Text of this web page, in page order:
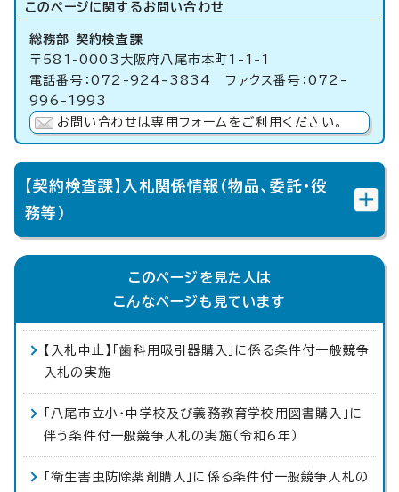
このページに関する お問い合わせ
総務部 契約検査課
〒581-0003大阪府八尾市本町1-1-1
電話番号：072-924-3834 ファクス番号：072-
996-1993
お問い合わせは専用フォームをご利用ください。
【契約検査課】入札関係情報（物品、委託・役
務等）
このページを見た人は
こんなページも見ています
【入札中止】「歯科用吸引器購入」に係る条件付一般競争
入札の実施
「八尾市立小・中学校及び義務教育学校用図書購入」に
伴う条件付一般競争入札の実施（令和6年）
「衛生害虫防除薬剤購入」に係る条件付一般競争入札の